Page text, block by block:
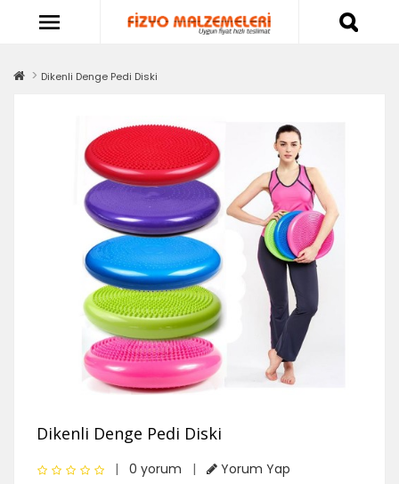
Dikenli Denge Pedi Diski
Dikenli Denge Pedi Diski
| 0 yorum | Yorum Yap